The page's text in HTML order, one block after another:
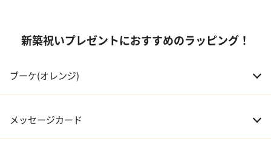
05 甥・姪 20,000～30,000円
06 孫 20,000～30,000円
新築祝いプレゼントにおすすめのラッピング！
ブーケ(オレンジ)
メッセージカード